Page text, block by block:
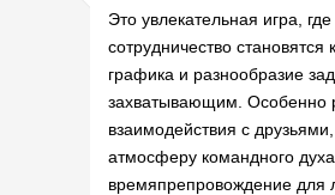
Это увлекательная игра, где
сотрудничество
графика и разнообразие
захватывающим. Особенно
взаимодействия с
атмосферу командного
времяпрепровождение для